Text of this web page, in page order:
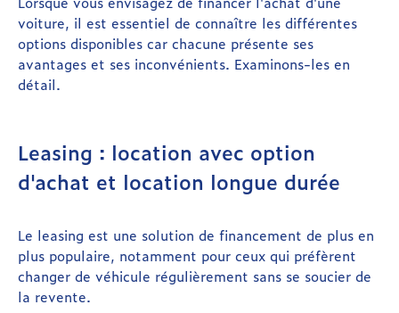
voiture, il est essentiel de connaître les différentes
options disponibles car chacune présente ses
avantages et ses inconvénients. Examinons-les en
détail.
Leasing : location avec option
d'achat et location longue durée
Le leasing est une solution de financement de plus en
plus populaire, notamment pour ceux qui préfèrent
changer de véhicule régulièrement sans se soucier de
la revente.